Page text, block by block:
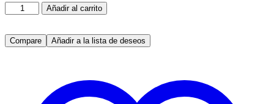
Teclado
Gamer
Scorpion
K8
Añadir al carrito
Compare Añadir a la lista de deseos